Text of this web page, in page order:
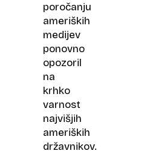
poročanju
ameriških
medijev
ponovno
opozoril
na
krhko
varnost
najvišjih
ameriških
državnikov.